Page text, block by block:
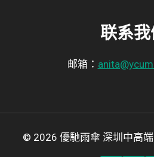
联系我
邮箱：
© 2026 優馳雨傘 深圳中高